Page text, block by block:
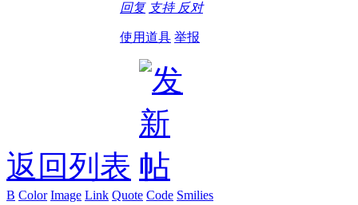
回复 支持 反对
使用道具 举报
返回列表
B Color Image Link Quote Code Smilies